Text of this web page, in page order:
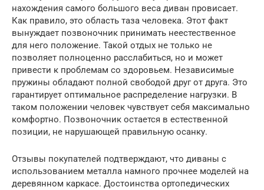
нахождения самого большого веса диван провисает.
Как правило, это область таза человека. Этот факт
вынуждает позвоночник принимать неестественное
для него положение. Такой отдых не только не
позволяет полноценно расслабиться, но и может
привести к проблемам со здоровьем. Независимые
пружины обладают полной свободой друг от друга. Это
гарантирует оптимальное распределение нагрузки. В
таком положении человек чувствует себя максимально
комфортно. Позвоночник остается в естественной
позиции, не нарушающей правильную осанку.
Отзывы покупателей подтверждают, что диваны с
использованием металла намного прочнее моделей на
деревянном каркасе. Достоинства ортопедических